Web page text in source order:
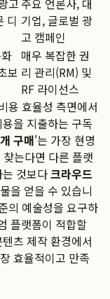
고
디
주요 언론사, 대
기업, 글로벌 광
고 캠페인
보
매우 복잡한 권
리 관리(RM) 및
RF 라이선스
용 효율성 측면에서
을 지출하는 구독
구매'는 가장 현명
는다면 다른 플랫
것보다크라우드
을 얻을 수 있습니
의 예술성을 요구하
플랫폼이 적합할
츠 제작 환경에서
효율적이고 만족